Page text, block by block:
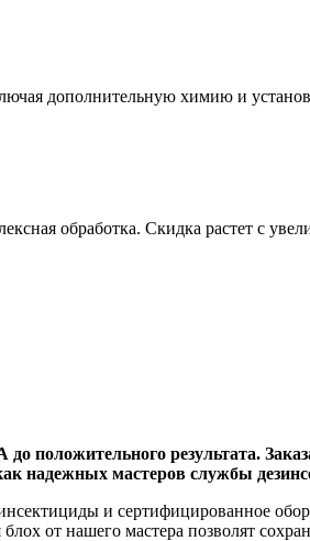
дополнительную химию и
обработка. Скидка растет с
положительного результата.
надежных мастеров службы
и сертифицированное
от нашего мастера позволят